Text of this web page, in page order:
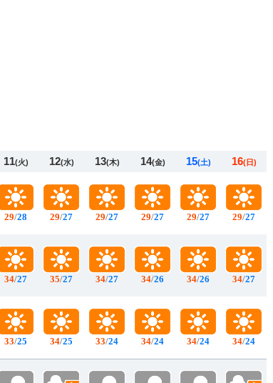
11(火)
29/28
34/27
33/25
12(水)
29/27
35/27
34/25
13(木)
29/27
34/27
33/24
14(金)
29/27
34/26
34/24
15(土)
29/27
34/26
34/24
16(日)
29/27
34/27
34/24